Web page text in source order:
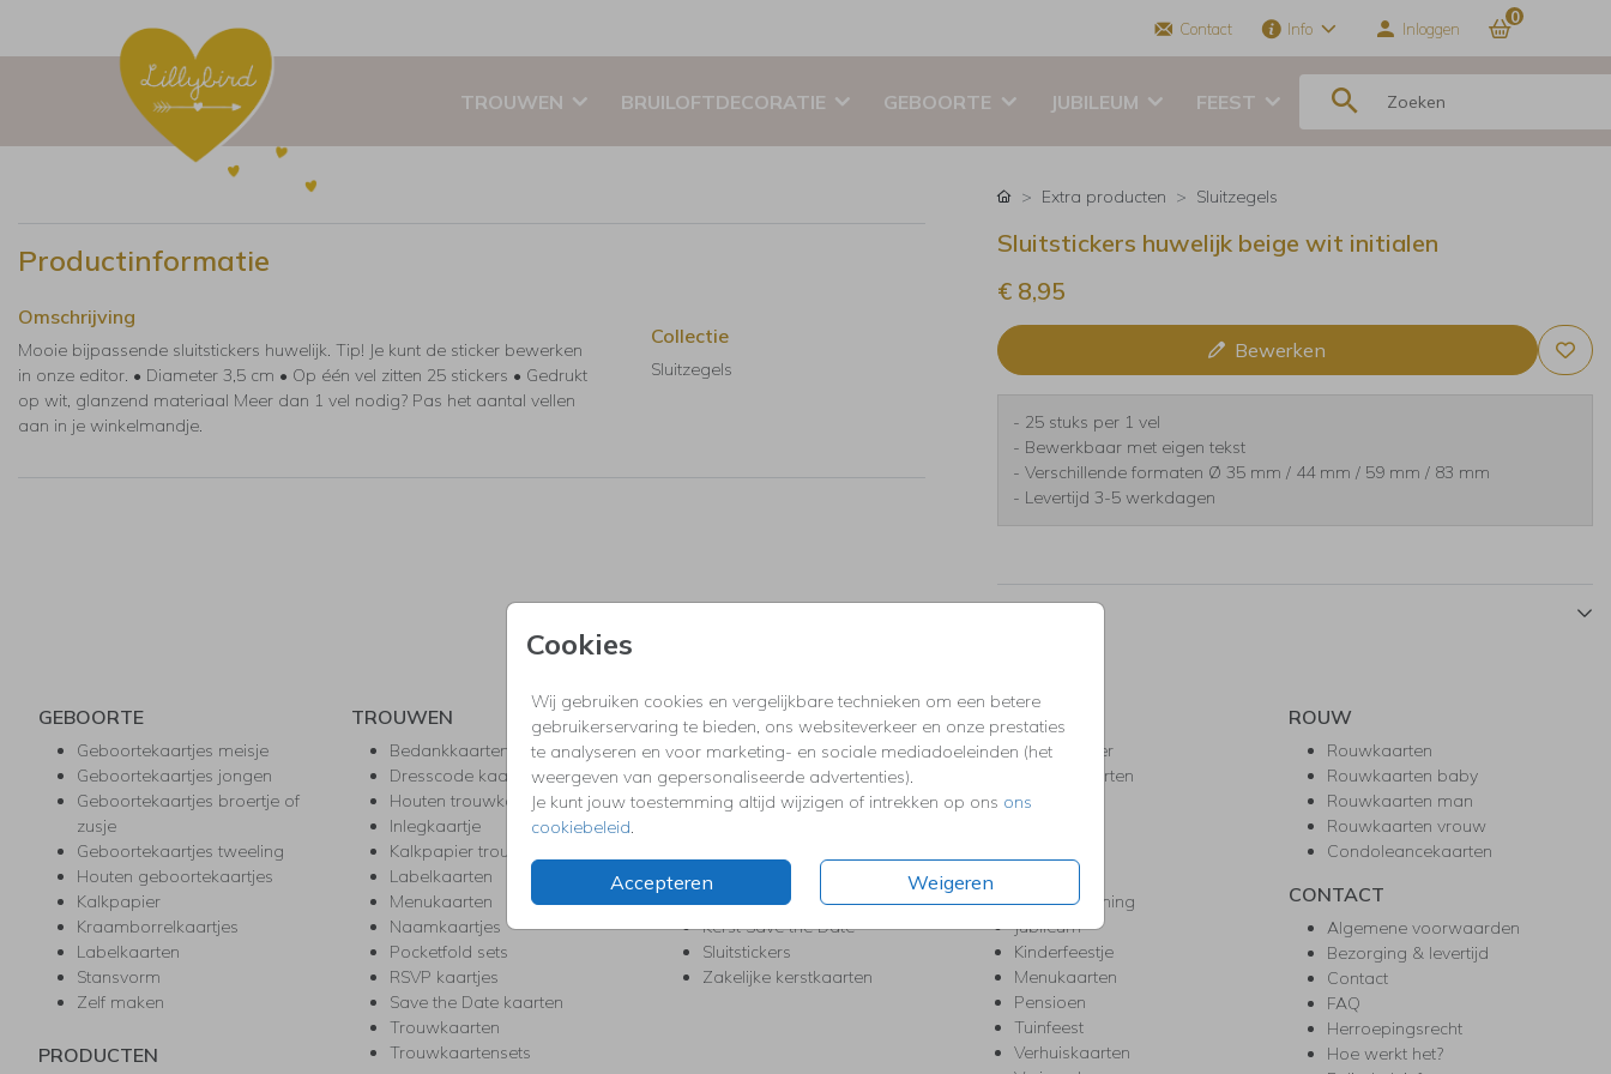
Contact Info Inloggen
0
TROUWEN BRUILOFTDECORATIE GEBOORTE JUBILEUM FEEST
Cookies
Wij gebruiken cookies en vergelijkbare technieken om een betere
gebruikerservaring te bieden, ons websiteverkeer en onze prestaties
te analyseren en voor marketing- en sociale mediadoeleinden (het
weergeven van gepersonaliseerde advertenties).
Je kunt jouw toestemming altijd wijzigen of intrekken op ons ons
cookiebeleid
Accepteren Weigeren
Productinformatie
Omschrijving
Mooie bijpassende sluitstickers huwelijk. Tip! Je kunt de sticker bewerken
in onze editor. • Diameter 3,5 cm • Op één vel zitten 25 stickers • Gedrukt
op wit, glanzend materiaal Meer dan 1 vel nodig? Pas het aantal vellen
aan in je winkelmandje.
Collectie
Sluitzegels
Extra producten Sluitzegels
Sluitstickers huwelijk beige wit initialen
€ 8,95
Bewerken
- 25 stuks per 1 vel
- Bewerkbaar met eigen tekst
- Verschillende formaten Ø 35 mm / 44 mm / 59 mm / 83 mm
- Levertijd 3-5 werkdagen
GEBOORTE
Geboortekaartjes meisje
Geboortekaartjes jongen
Geboortekaartjes broertje of
zusje
Geboortekaartjes tweeling
Houten geboortekaartjes
Kalkpapier
Kraamborrelkaartjes
Labelkaarten
Stansvorm
Zelf maken
PRODUCTEN
TROUWEN
Bedankkaarten
Dresscode kaartjes
Houten trouwkaarten
Inlegkaartje
Kalkpapier trouwkaarten
Labelkaarten
Menukaarten
Naamkaartjes
Pocketfold sets
RSVP kaartjes
Save the Date kaarten
Trouwkaarten
Trouwkaartensets
KERST
Kerstkaarten
Kerstborrel uitnodigingen
Kerstdiner uitnodigingen
Kerst-verhuiskaarten
Nieuwjaarskaarten
Kerst Save the Date
Sluitstickers
Zakelijke kerstkaarten
FEEST
Babyshower
Bedankkaarten
Communie
Housewarming
Jubileum
Kinderfeestje
Menukaarten
Pensioen
Tuinfeest
Verhuiskaarten
ROUW
Rouwkaarten
Rouwkaarten baby
Rouwkaarten man
Rouwkaarten vrouw
Condoleancekaarten
CONTACT
Algemene voorwaarden
Bezorging & levertijd
Contact
FAQ
Herroepingsrecht
Hoe werkt het?